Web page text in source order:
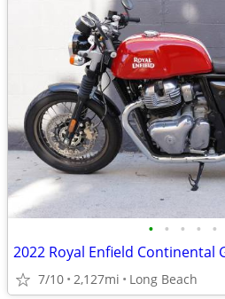
• • • • •
7/10 2,127mi Long Beach